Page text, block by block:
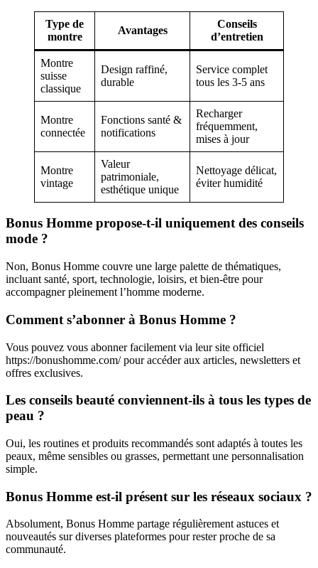
Type de
montre
Avantages
Conseils
d’entretien
Montre
suisse
classique
Design raffiné,
durable
Service complet
tous les 3-5 ans
Montre
connectée
Fonctions santé &
notifications
Recharger
fréquemment,
mises à jour
Montre
vintage
Valeur
patrimoniale,
esthétique unique
Nettoyage délicat,
éviter humidité
Bonus Homme propose-t-il uniquement des conseils
mode ?
Non, Bonus Homme couvre une large palette de thématiques,
incluant santé, sport, technologie, loisirs, et bien-être pour
accompagner pleinement l’homme moderne.
Comment s’abonner à Bonus Homme ?
Vous pouvez vous abonner facilement via leur site officiel
https://bonushomme.com/ pour accéder aux articles, newsletters et
offres exclusives.
Les conseils beauté conviennent-ils à tous les types de
peau ?
Oui, les routines et produits recommandés sont adaptés à toutes les
peaux, même sensibles ou grasses, permettant une personnalisation
simple.
Bonus Homme est-il présent sur les réseaux sociaux ?
Absolument, Bonus Homme partage régulièrement astuces et
nouveautés sur diverses plateformes pour rester proche de sa
communauté.